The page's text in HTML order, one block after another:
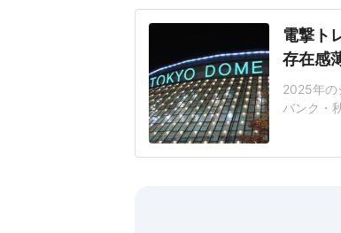
電撃ト
存在感
2025年の
バンク・
いリチ
いた長